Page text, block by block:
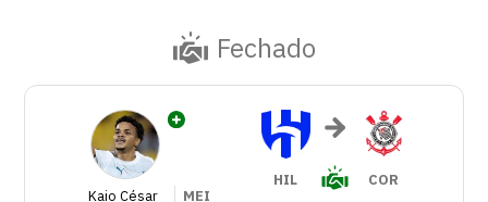
Fechado
Kaio César MEI
HIL COR